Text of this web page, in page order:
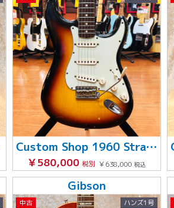
Custom Shop 1960 Stratocaster Relic 2008年製
￥580,000税別 ￥638,000税込
Gibson
中古 ハンズ1号